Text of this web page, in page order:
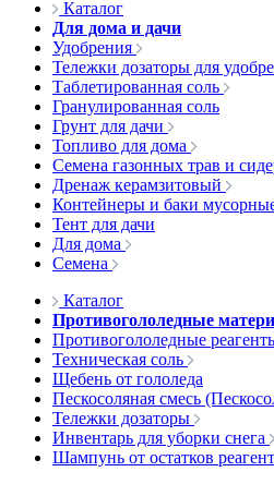
Каталог
Для дома и дачи
Удобрения
Тележки дозаторы для
Таблетированная соль
Гранулированная соль
Грунт для дачи
Топливо для дома
Семена газонных трав и
Дренаж керамзитовый
Контейнеры и баки
Тент для дачи
Для дома
Семена
Каталог
Противогололедные
Противогололедные
Техническая соль
Щебень от гололеда
Пескосоляная смесь
Тележки дозаторы
Инвентарь для уборки снега
Шампунь от остатков